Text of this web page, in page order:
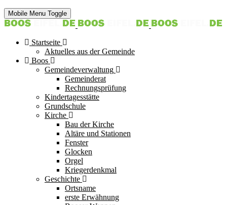
Mobile Menu Toggle
Startseite
Aktuelles aus der Gemeinde
Boos
Gemeindeverwaltung
Gemeinderat
Rechnungsprüfung
Kindertagesstätte
Grundschule
Kirche
Bau der Kirche
Altäre und Stationen
Fenster
Glocken
Orgel
Kriegerdenkmal
Geschichte
Ortsname
erste Erwähnung